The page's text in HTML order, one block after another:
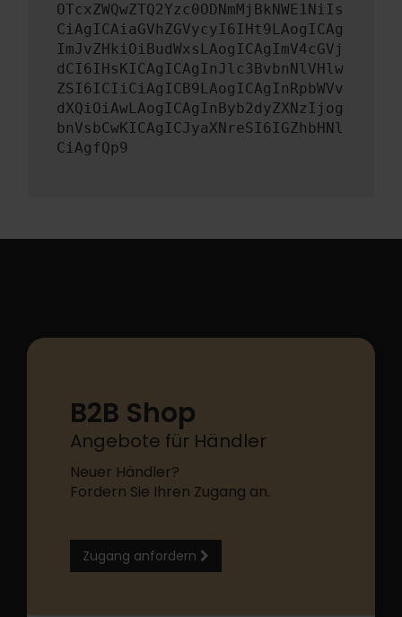
OTcxZWQwZTQ2Yzc0ODNmMjBkNWE1NiIs
CiAgICAiaGVhZGVycyI6IHt9LAogICAg
ImJvZHkiOiBudWxsLAogICAgImV4cGVj
dCI6IHsKICAgICAgInJlc3BvbnNlVHlw
ZSI6ICIiCiAgICB9LAogICAgInRpbWVv
dXQiOiAwLAogICAgInByb2dyZXNzIjog
bnVsbCwKICAgICJyaXNreSI6IGZhbHNl
CiAgfQp9
B2B Shop
Angebote für Händler
Neuer Händler?
Fordern Sie Ihren Zugang an.
Zugang anfordern